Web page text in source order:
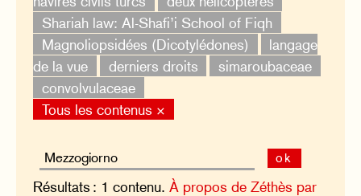
Shariah law: Al-Shafi’i School of Fiqh
Magnoliopsidées (Dicotylédones)
langage
de la vue
derniers droits
simaroubaceae
convolvulaceae
Tous les contenus ×
ok
Résultats : 1 contenu.À propos de Zéthès par